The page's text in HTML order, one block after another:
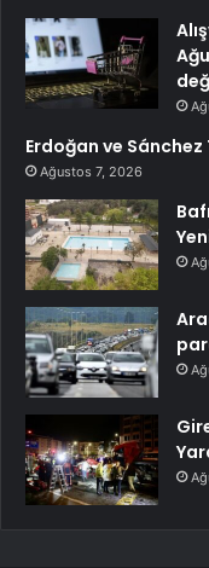
Erdoğan ve
Ağustos 7, 2026